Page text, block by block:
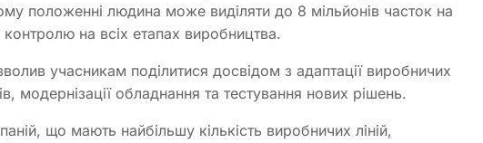
положенні людина може виділяти до 8 мільйонів часток на
на всіх етапах виробництва.
учасникам поділитися досвідом з адаптації виробничих
модернізації обладнання та тестування нових рішень.
що мають найбільшу кількість виробничих ліній,